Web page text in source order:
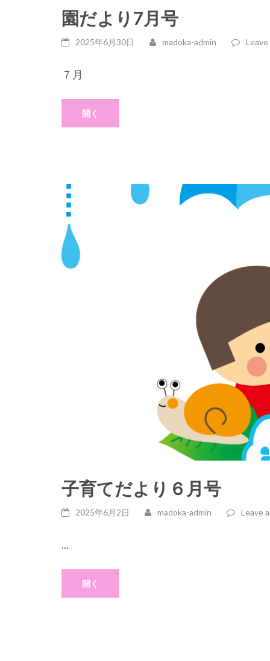
園だより7月号
2025年6月30日 madoka-admin
７月
開く
子育てだより６月号
2025年6月2日 madoka-admin Leave
...
開く